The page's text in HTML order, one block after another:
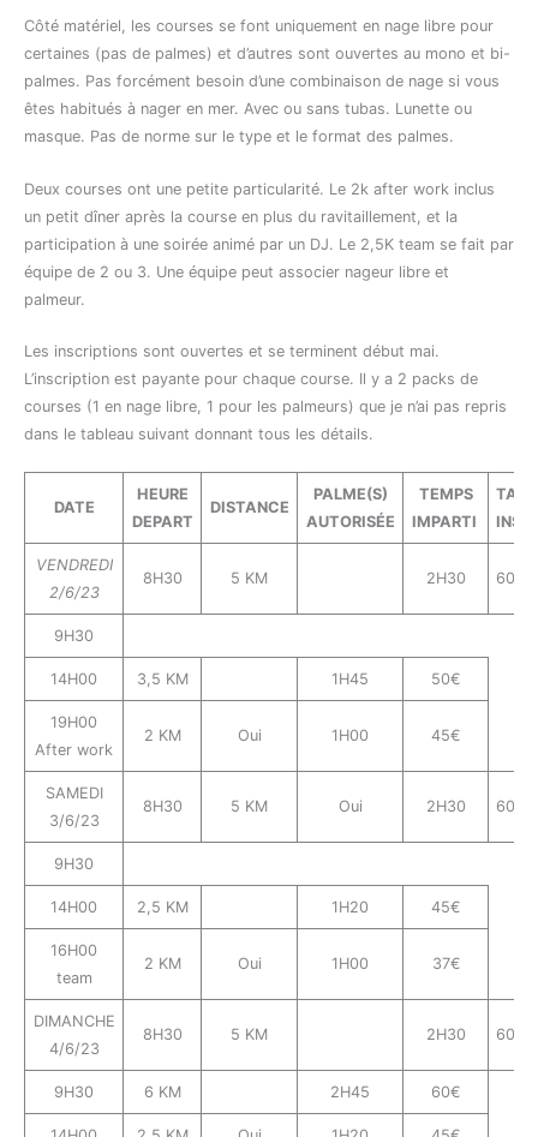
Côté matériel, les courses se font uniquement en nage libre pour
certaines (pas de palmes) et d’autres sont ouvertes au mono et bi-
palmes. Pas forcément besoin d’une combinaison de nage si vous
êtes habitués à nager en mer. Avec ou sans tubas. Lunette ou
masque. Pas de norme sur le type et le format des palmes.
Deux courses ont une petite particularité. Le 2k after work inclus
un petit dîner après la course en plus du ravitaillement, et la
participation à une soirée animé par un DJ. Le 2,5K team se fait par
équipe de 2 ou 3. Une équipe peut associer nageur libre et
palmeur.
Les inscriptions sont ouvertes et se terminent début mai.
L’inscription est payante pour chaque course. Il y a 2 packs de
courses (1 en nage libre, 1 pour les palmeurs) que je n’ai pas repris
dans le tableau suivant donnant tous les détails.
DATE
HEURE
DEPART
DISTANCE
PALME(S)
AUTORISÉE
TEMPS
IMPARTI
VENDREDI
2/6/23
8H30 5 KM 2H30 60€
9H30
14H00 3,5 KM 1H45 50€
19H00
After work
2 KM Oui 1H00 45€
SAMEDI
3/6/23
8H30 5 KM Oui 2H30 60€
9H30
14H00 2,5 KM 1H20 45€
16H00
team
2 KM Oui 1H00 37€
DIMANCHE
4/6/23
8H30 5 KM 2H30 60€
9H30 6 KM 2H45 60€